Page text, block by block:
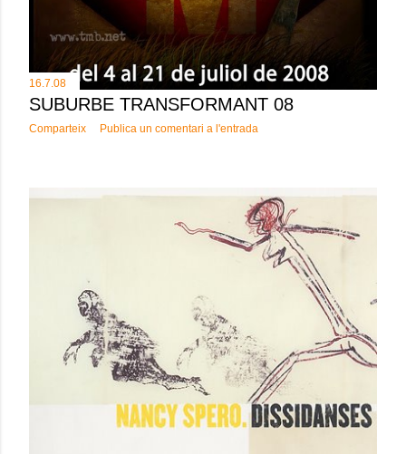
16.7.08
SUBURBE TRANSFORMANT 08
Comparteix Publica un comentari a l'entrada